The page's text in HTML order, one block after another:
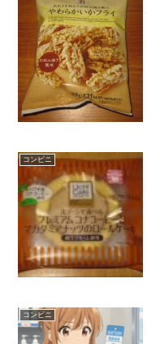
コンビニ
コンビニ